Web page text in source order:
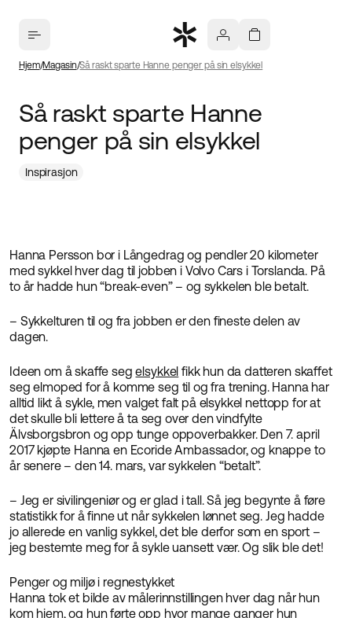
Hjem Magasin Så raskt sparte Hanne penger på sin elsykkel
Så raskt sparte Hanne
penger på sin elsykkel
Inspirasjon
Hanna Persson bor i Långedrag og pendler 20 kilometer
med sykkel hver dag til jobben i Volvo Cars i Torslanda. På
to år hadde hun “break-even” – og sykkelen ble betalt.
– Sykkelturen til og fra jobben er den fineste delen av
dagen.
Ideen om å skaffe segelsykkel fikk hun da datteren skaffet
seg elmoped for å komme seg til og fra trening. Hanna har
alltid likt å sykle, men valget falt på elsykkel nettopp for at
det skulle bli lettere å ta seg over den vindfylte
Älvsborgsbron og opp tunge oppoverbakker. Den 7. april
2017 kjøpte Hanna en Ecoride Ambassador, og knappe to
år senere – den 14. mars, var sykkelen “betalt”.
– Jeg er sivilingeniør og er glad i tall. Så jeg begynte å føre
statistikk for å finne ut når sykkelen lønnet seg. Jeg hadde
jo allerede en vanlig sykkel, det ble derfor som en sport –
jeg bestemte meg for å sykle uansett vær. Og slik ble det!
Penger og miljø i regnestykket
Hanna tok et bilde av målerinnstillingen hver dag når hun
kom hjem, og hun førte opp hvor mange ganger hun